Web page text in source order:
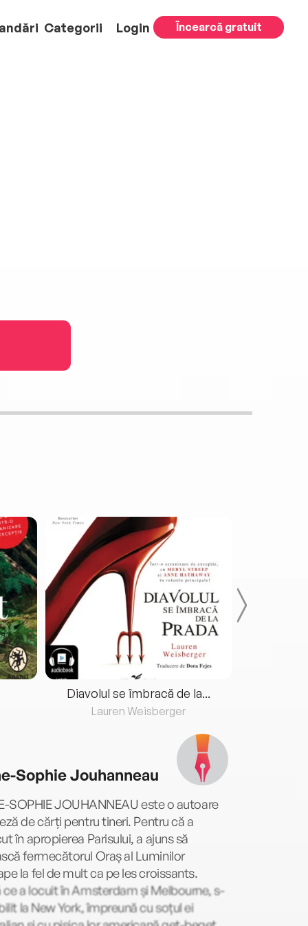
Categorii Login Încearcă gratuit
Diavolul se îmbracă de la...
Lauren Weisberger
Sophie Jouhanneau
SOPHIE JOUHANNEAU este o autoare
de cărți pentru tineri. Pentru că a
în apropierea Parisului, a ajuns să
fermecătorul Oraș al Luminilor
la fel de mult ca pe les croissants.
ce a locuit în Amsterdam și Melbourne, s-
la New York, împreună cu soțul ei